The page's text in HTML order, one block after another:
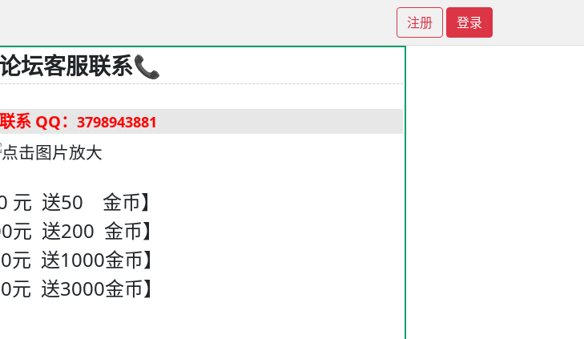
注册 登录
坛客服联系📞
系 QQ： 3798943881
元 送50 金币】
元 送200 金币】
元 送1000金币】
元 送3000金币】